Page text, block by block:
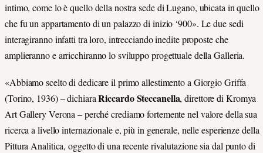
intimo, come lo è quello della nostra sede di Lugano, ubicata in quello
che fu un appartamento di un palazzo di inizio ‘900». Le due sedi
interagiranno infatti tra loro, intrecciando inedite proposte che
amplieranno e arricchiranno lo sviluppo progettuale della Galleria.
«Abbiamo scelto di dedicare il primo allestimento a Giorgio Griffa
(Torino, 1936) – dichiaraRiccardo Steccanella, direttore di Kromya
Art Gallery Verona – perché crediamo fortemente nel valore della sua
ricerca a livello internazionale e, più in generale, nelle esperienze della
Pittura Analitica, oggetto di una recente rivalutazione sia dal punto di